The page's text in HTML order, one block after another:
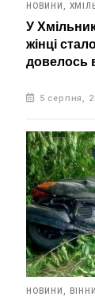
НОВИНИ,
У
жінці
довелось
5 серпня,
НОВИНИ,